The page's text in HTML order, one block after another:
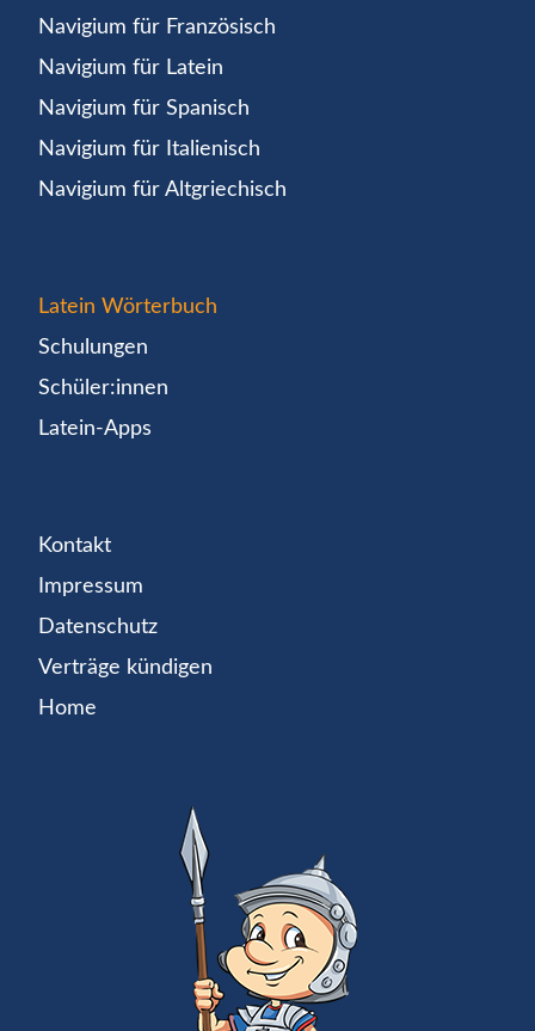
Navigium für Französisch
Navigium für Latein
Navigium für Spanisch
Navigium für Italienisch
Navigium für Altgriechisch
Latein Wörterbuch
Schulungen
Schüler:innen
Latein-Apps
Kontakt
Impressum
Datenschutz
Verträge kündigen
Home